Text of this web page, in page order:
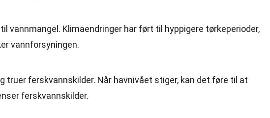
vannmangel. Klimaendringer har ført til hyppigere tørkeperioder,
vannforsyningen.
truer ferskvannskilder. Når havnivået stiger, kan det føre til at
ferskvannskilder.